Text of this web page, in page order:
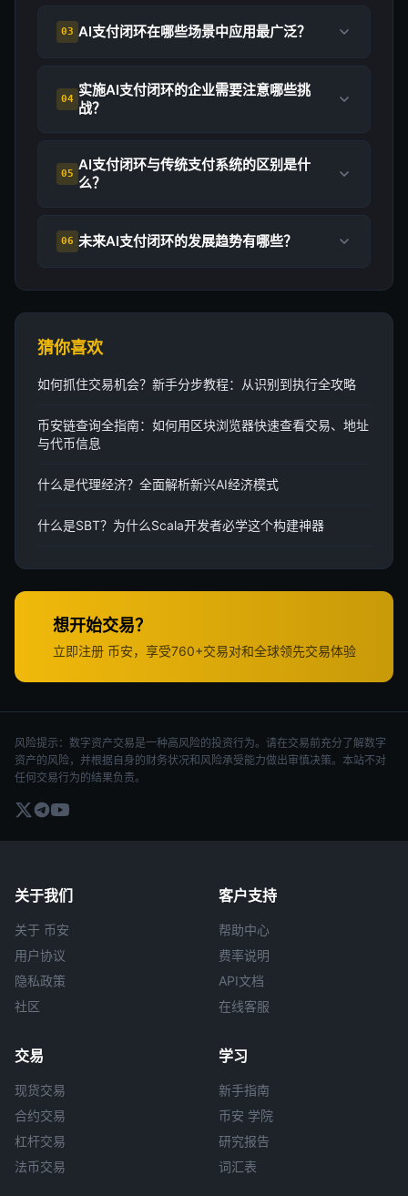
03 AI支付闭环在哪些场景中应用最广泛？
04
实施AI支付闭环的企业需要注意哪些挑
战？
05
AI支付闭环与传统支付系统的区别是什
么？
06 未来AI支付闭环的发展趋势有哪些？
猜你喜欢
如何抓住交易机会？新手分步教程：从识别到执行全攻略
币安链查询全指南：如何用区块浏览器快速查看交易、地址
与代币信息
什么是代理经济？全面解析新兴AI经济模式
什么是SBT？为什么Scala开发者必学这个构建神器
想开始交易？
立即注册 币安，享受760+交易对和全球领先交易体验
风险提示：数字资产交易是一种高风险的投资行为。请在交易前充分了解数字
资产的风险，并根据自身的财务状况和风险承受能力做出审慎决策。本站不对
任何交易行为的结果负责。
关于我们
关于 币安
用户协议
隐私政策
社区
客户支持
帮助中心
费率说明
API文档
在线客服
交易
现货交易
合约交易
杠杆交易
法币交易
学习
新手指南
币安 学院
研究报告
词汇表